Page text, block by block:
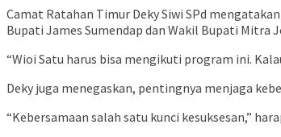
Camat Ratahan Timur Deky Siwi SPd
Bupati James Sumendap dan Wakil Bupati Mitra
“Wioi Satu harus bisa mengikuti program ini.
Deky juga menegaskan, pentingnya menjaga
“Kebersamaan salah satu kunci kesuksesan,”